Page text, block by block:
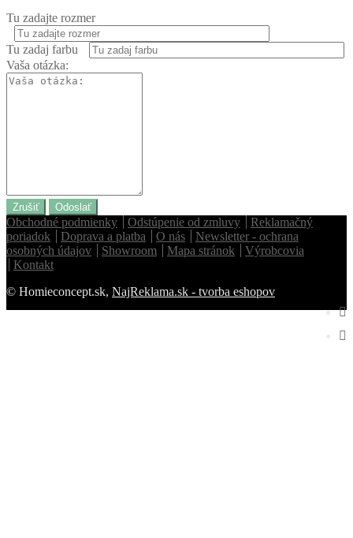
Tu zadajte rozmer
Tu zadaj farbu
Vaša otázka:
Zrušiť Odoslať
Obchodné podmienky Odstúpenie od zmluvy
Reklamačný
poriadok
Doprava a platba O nás
Newsletter - ochrana
osobných údajov
Showroom Mapa stránok
Výrobcovia
Kontakt
© Homieconcept.sk, NajReklama.sk - tvorba eshopov